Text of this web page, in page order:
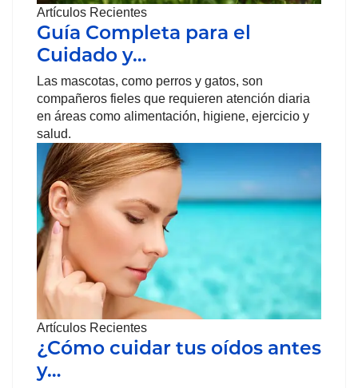
Artículos Recientes
Guía Completa para el
Cuidado y…
Las mascotas, como perros y gatos, son
compañeros fieles que requieren atención diaria
en áreas como alimentación, higiene, ejercicio y
salud.
Artículos Recientes
¿Cómo cuidar tus oídos antes
y…